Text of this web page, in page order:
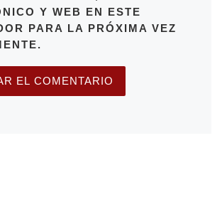
Y WEB EN ESTE
PARA LA PRÓXIMA VEZ